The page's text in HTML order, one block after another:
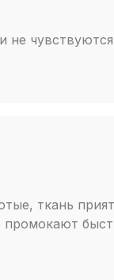
не
ткань
промокают